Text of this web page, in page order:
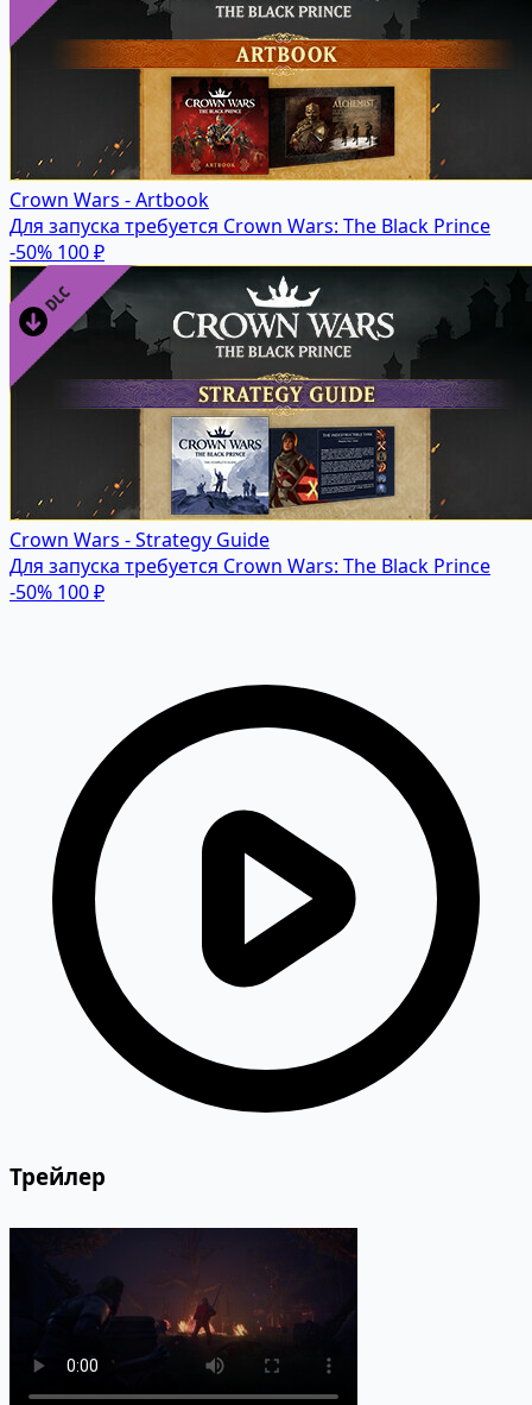
Crown Wars - Artbook
Для запуска требуется Crown Wars: The Black Prince
-50% 100 ₽
Crown Wars - Strategy Guide
Для запуска требуется Crown Wars: The Black Prince
-50% 100 ₽
Трейлер